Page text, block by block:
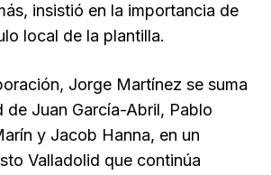
insistió en la importancia de
local de la plantilla.
Jorge Martínez se suma
de Juan García-Abril, Pablo
y Jacob Hanna, en un
Valladolid que continúa